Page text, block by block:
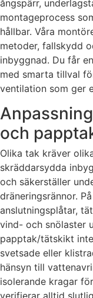
ångspärr,
montageprocess
hållbar. Våra
metoder, fallskydd
inbyggnad. Du får
med smarta tillval
ventilation som ger
och
Olika tak kräver
skräddarsydda
och säkerställer
dräneringsrännor.
anslutningsplåtar,
vind- och snölaster
papptak/tätskikt
svetsade eller
hänsyn till
isolerande kragar